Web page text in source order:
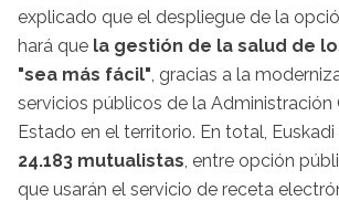
explicado que el despliegue de la
hará que la gestión de la salud de
"sea más fácil", gracias a la
servicios públicos de la Administración
Estado en el territorio. En total,
24.183 mutualistas, entre opción
que usarán el servicio de receta